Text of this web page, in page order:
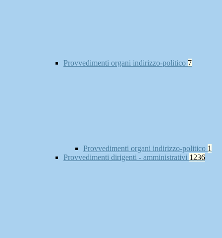
Provvedimenti organi indirizzo-politico 7
Provvedimenti organi indirizzo-politico 1
Provvedimenti dirigenti - amministrativi 1236